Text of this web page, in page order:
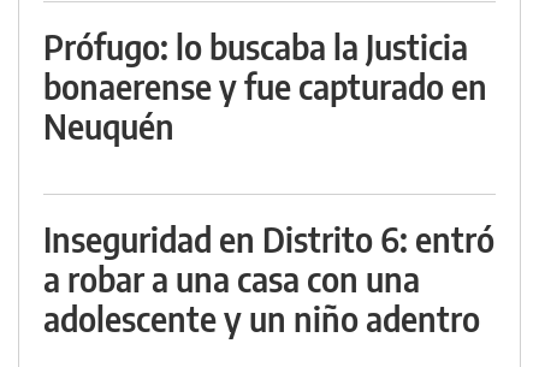
Prófugo: lo buscaba la Justicia
bonaerense y fue capturado en
Neuquén
Inseguridad en Distrito 6: entró
a robar a una casa con una
adolescente y un niño adentro